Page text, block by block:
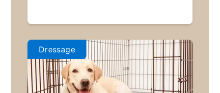
Dressage